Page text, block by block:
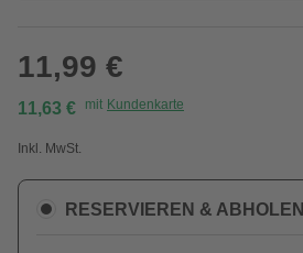
11,99 €
11,63 € mit Kundenkarte
Inkl. MwSt.
RESERVIEREN & ABHOLEN